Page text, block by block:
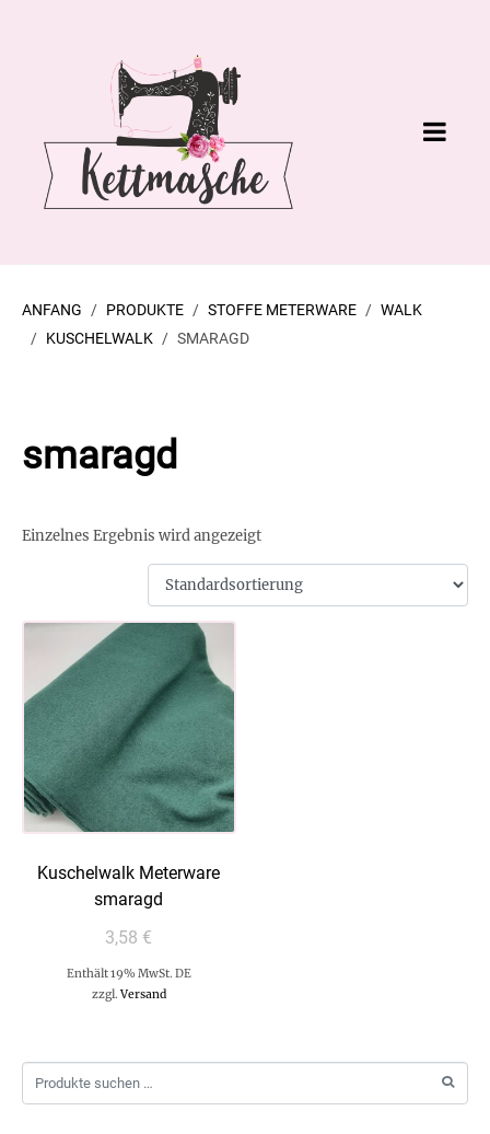
ANFANG PRODUKTE STOFFE METERWARE
WALK
KUSCHELWALK
SMARAGD
smaragd
Einzelnes Ergebnis wird angezeigt
Kuschelwalk Meterware
smaragd
3,58 €
Enthält 19% MwSt. DE
zzgl.Versand